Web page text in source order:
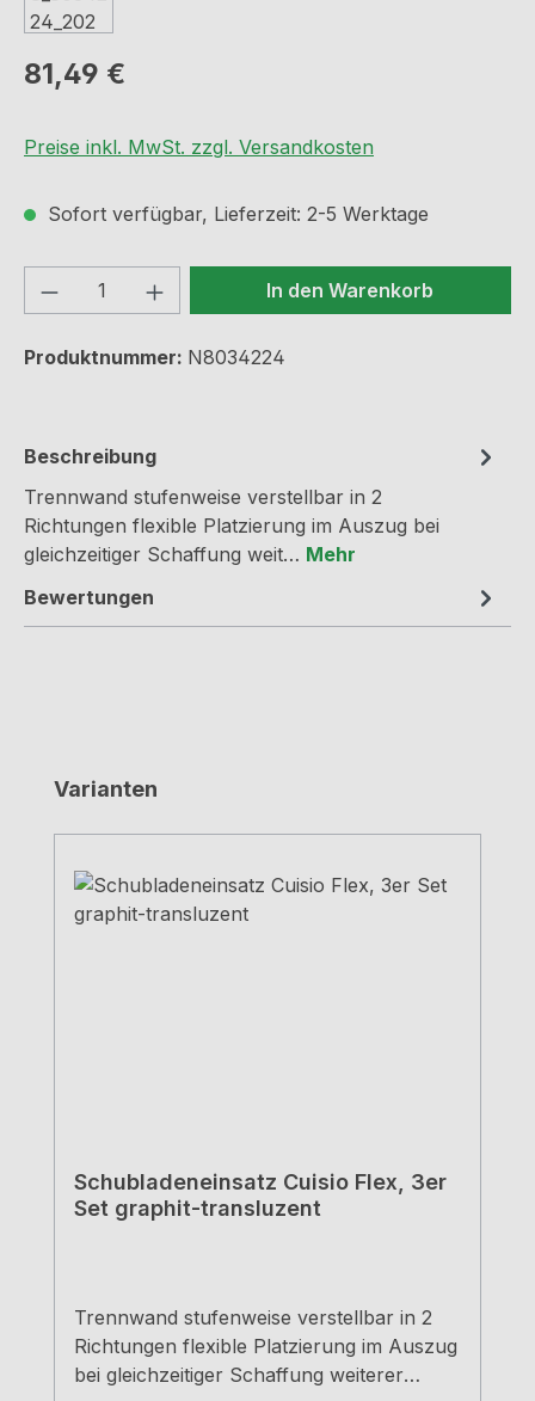
Regulärer Preis:
81,49 €
Preise inkl. MwSt. zzgl. Versandkosten
Sofort verfügbar, Lieferzeit: 2-5 Werktage
Produkt Anzahl: Gib denIn den Warenkorb
Produktnummer: N8034224
Beschreibung
Trennwand stufenweise verstellbar in 2
Richtungen flexible Platzierung im Auszug bei
gleichzeitiger Schaffung weit… Mehr
Bewertungen
Produktgalerie überspringen
Varianten
Schubladeneinsatz Cuisio Flex, 3er
Set graphit-transluzent
Trennwand stufenweise verstellbar in 2
Richtungen flexible Platzierung im Auszug
bei gleichzeitiger Schaffung weiterer